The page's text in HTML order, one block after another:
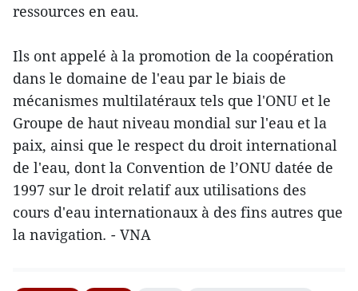
ressources en eau.
Ils ont appelé à la promotion de la coopération
dans le domaine de l'eau par le biais de
mécanismes multilatéraux tels que l'ONU et le
Groupe de haut niveau mondial sur l'eau et la
paix, ainsi que le respect du droit international
de l'eau, dont la Convention de l’ONU datée de
1997 sur le droit relatif aux utilisations des
cours d'eau internationaux à des fins autres que
la navigation. - VNA